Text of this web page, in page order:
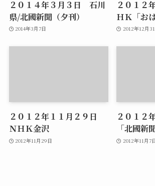
２０１４年３月３日 石川
県/北國新聞（夕刊）
2014年3月7日
２０１２
ＨＫ「お
2012年12月
２０１２年１１月２９日
ＮＨＫ金沢
2012年11月29日
２０１２
「北國新
2012年11月7